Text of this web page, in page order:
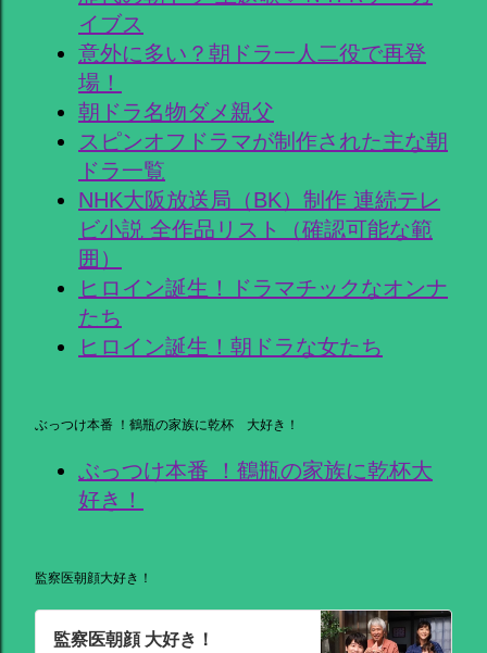
イブス
意外に多い？朝ドラ一人二役で再登
場！
朝ドラ名物ダメ親父
スピンオフドラマが制作された主な朝
ドラ一覧
NHK大阪放送局（BK）制作 連続テレ
ビ小説 全作品リスト（確認可能な範
囲）
ヒロイン誕生！ドラマチックなオンナ
たち
ヒロイン誕生！朝ドラな女たち
ぶっつけ本番 ！鶴瓶の家族に乾杯 大好き！
ぶっつけ本番 ！鶴瓶の家族に乾杯大
好き！
監察医朝顔大好き！
監察医朝顔 大好き！